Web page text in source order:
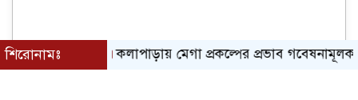
শিরোনামঃ কলাপাড়ায় মেগা প্রকল্পের প্রভাব গবেষনামূলক ফলাফল